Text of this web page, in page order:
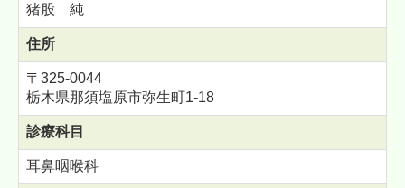
猪股 純
住所
〒325-0044
栃木県那須塩原市弥生町1-18
診療科目
耳鼻咽喉科